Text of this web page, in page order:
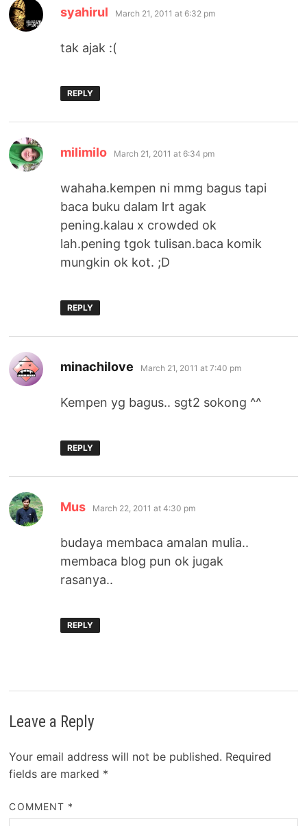
syahirul says:
March 21, 2011 at 6:32 pm
tak ajak :(
REPLY
milimilo says:
March 21, 2011 at 6:34 pm
wahaha.kempen ni mmg bagus tapi
baca buku dalam lrt agak
pening.kalau x crowded ok
lah.pening tgok tulisan.baca komik
mungkin ok kot. ;D
REPLY
minachilove says:
March 21, 2011 at 7:40 pm
Kempen yg bagus.. sgt2 sokong ^^
REPLY
Mus says:
March 22, 2011 at 4:30 pm
budaya membaca amalan mulia..
membaca blog pun ok jugak
rasanya..
REPLY
Leave a Reply
Your email address will not be published. Required
fields are marked *
COMMENT *